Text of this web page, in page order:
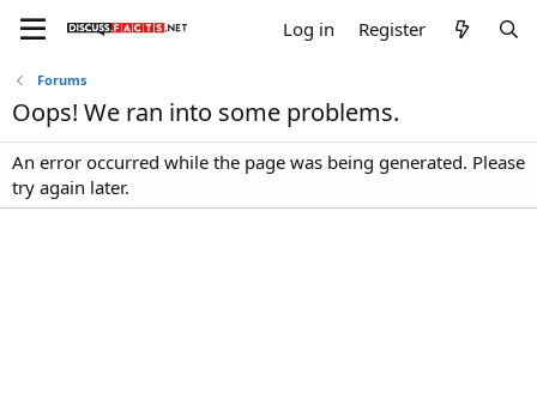
Log in Register
Forums
Oops! We ran into some problems.
An error occurred while the page was being generated. Please
try again later.